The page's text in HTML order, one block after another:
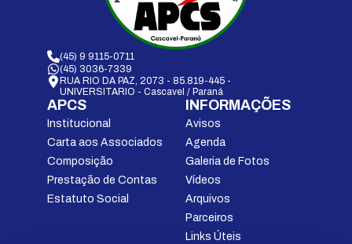
(45) 9 9115-0711
(45) 3036-7339
RUA RIO DA PAZ, 2073 - 85.819-445 -
UNIVERSITARIO - Cascavel / Paraná
APCS
Institucional
Carta aos Associados
Composição
Prestação de Contas
Estatuto Social
INFORMAÇÕES
Avisos
Agenda
Galeria de Fotos
Vídeos
Arquivos
Parceiros
Links Úteis